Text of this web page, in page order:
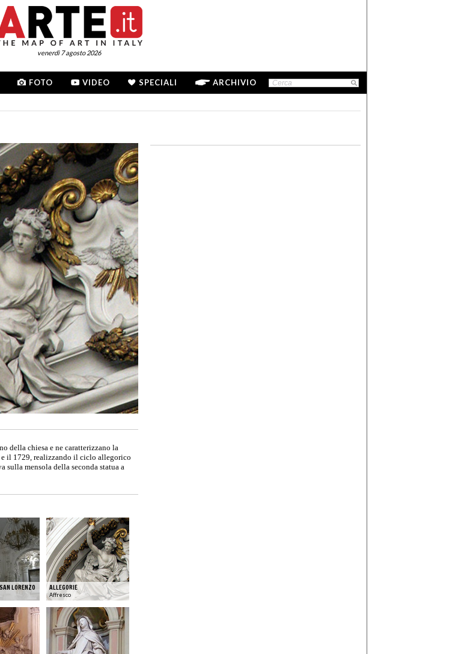
venerdì 7 agosto 2026
FOTO VIDEO SPECIALI ARCHIVIO
della chiesa e ne caratterizzano la
e il 1729, realizzando il ciclo allegorico
sulla mensola della seconda statua a
LORENZO ALLEGORIE
Affresco